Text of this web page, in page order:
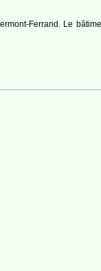
Ferrand. Le